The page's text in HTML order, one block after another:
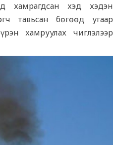
хамрагдсан хэд хэдэн
тавьсан бөгөөд угаар
хамруулах чиглэлээр